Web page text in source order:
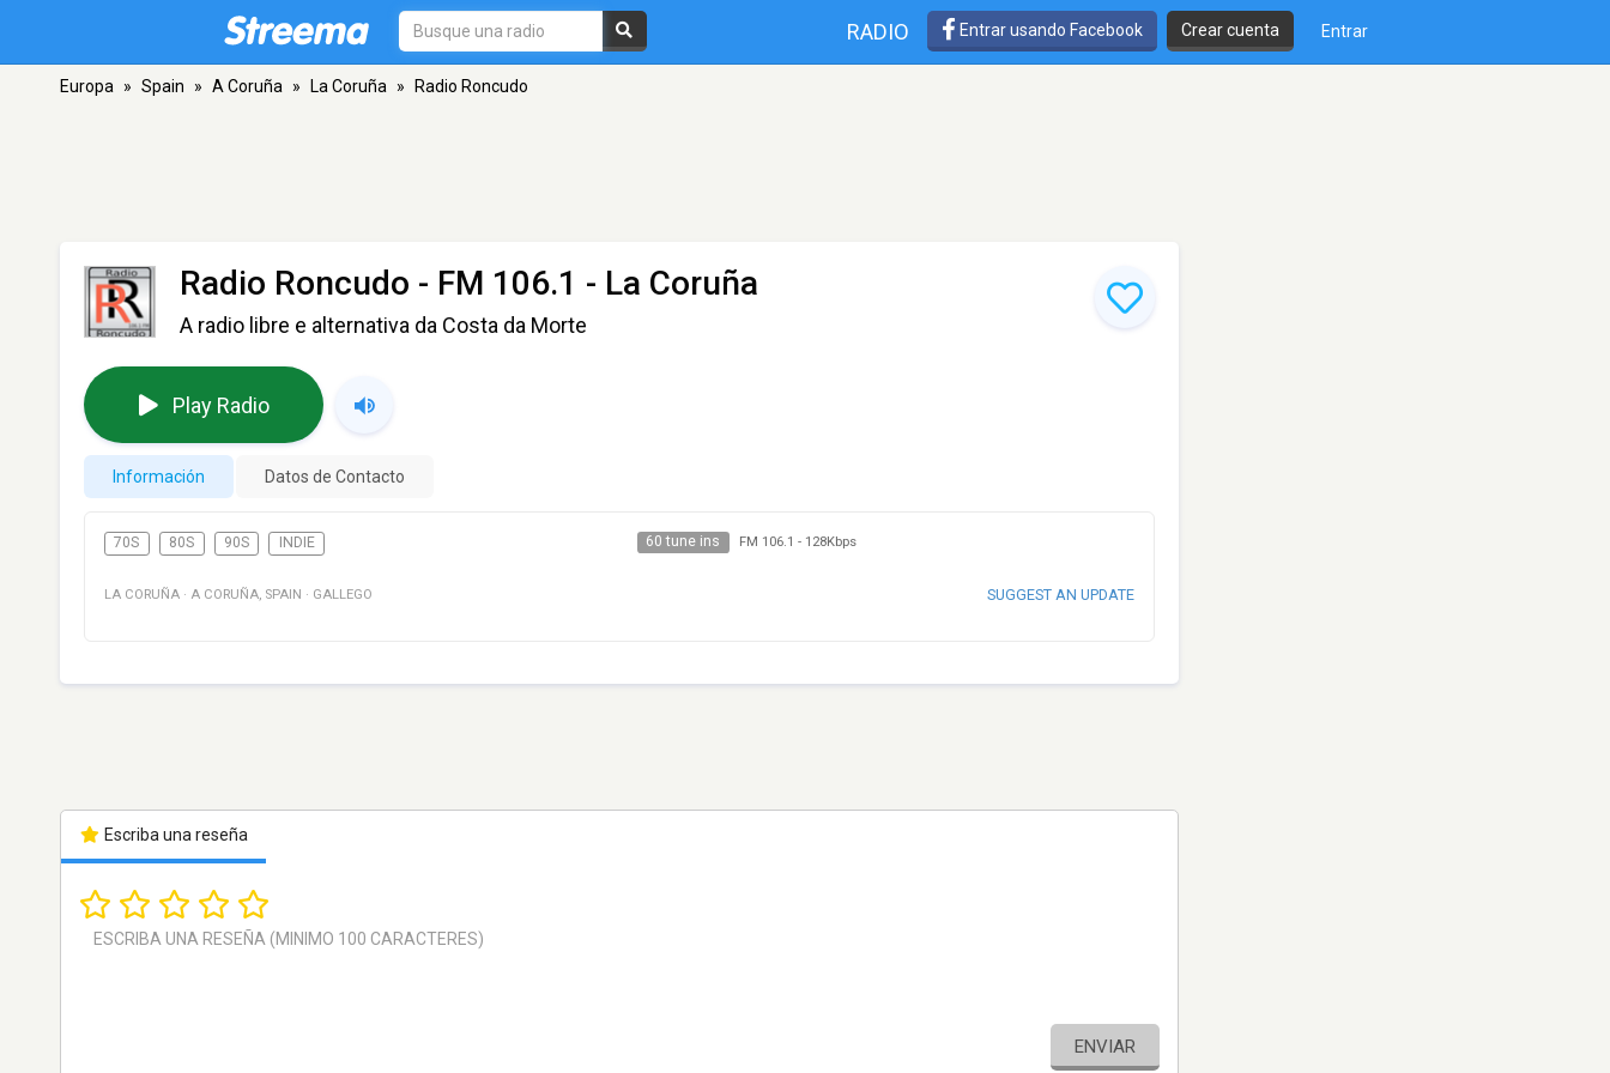
RADIO Entrar usando Facebook Crear cuenta Entrar
Europa » Spain » A Coruña » La Coruña » Radio Roncudo
Radio Roncudo - FM 106.1 - La Coruña
A radio libre e alternativa da Costa da Morte
Play Radio
Información Datos de Contacto
70S 80S 90S INDIE 60 tune ins FM 106.1 - 128Kbps
LA CORUÑA · A CORUÑA, SPAIN · GALLEGO SUGGEST AN UPDATE
Escriba una reseña
ENVIAR